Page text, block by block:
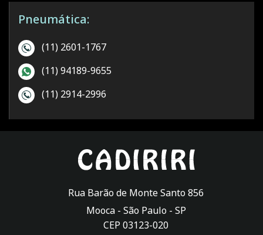
Pneumática:
(11) 2601-1767
(11) 94189-9655
(11) 2914-2996
Rua Barão de Monte Santo 856
Mooca - São Paulo- SP
CEP 03123-020